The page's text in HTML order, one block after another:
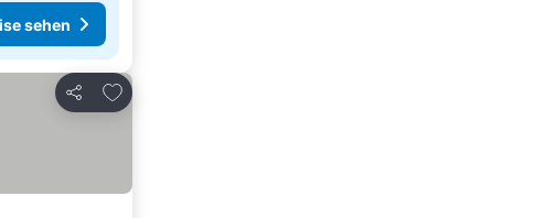
sehen
Teilen
Zu Favoriten hinzufügen